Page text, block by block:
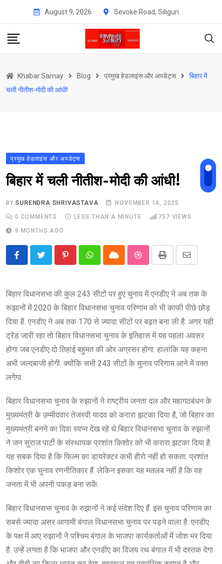
content
August 9, 2026 Sevoke Road, Siliguri
Khabar Samay Blog प्रमुख हेडलाइंस और अपडेट्स
बिहार में
चली नीतीश-मोदी की आंधी!
प्रमुख हेडलाइंस और अपडेट्स
बिहार में चली नीतीश-मोदी की आंधी!
BYSURENDRA SHRIVASTAVA
NOVEMBER 14, 2025
0 COMMENTS LESS THAN A MINUTE 757 VIEWS
9 MONTHS AGO
PinterestWhatsappCloud StumbleUpon
Print
Share
Email
बिहार विधानसभा की कुल 243 सीटों पर हुए चुनाव में एनडीए ने अब तक के
रूझानों में 2020 के बिहार विधानसभा चुनाव परिणाम को भी काफी पीछे छोड़
दिया है. एनडीए ने अब तक 170 से ज्यादा सीटों पर बढ़त बना ली है. अगर यही
ट्रेंड जारी रहा तो बिहार विधानसभा चुनाव के इतिहास में यह पहला अवसर
होगा जब एनडीए दो तिहाई बहुमत की ओर अग्रसर होगा. हालांकि यह कहना
अभी जल्दबाजी होगी. क्योंकि सभी 243 सीटों के चुनाव परिणाम आने में वक्त
लगेगा.
बिहार विधानसभा चुनाव के रुझानों ने राष्ट्रीय जनता दल और महागठबंधन के
मुख्यमंत्री के उम्मीदवार तेजस्वी यादव को करारा झटका दिया है, जो बिहार का
मुख्यमंत्री बनने का दिवा स्वप्न देख रहे थे.बिहार विधानसभा चुनाव के रुझानों
ने जन सुराज पार्टी के संस्थापक प्रशांत किशोर को भी करारा झटका दिया है.
यह सबक दिया है कि फिल्म का डायरेक्टर कभी हीरो नहीं हो सकता. प्रशांत
किशोर एक चुनाव रणनीतिकार हैं. लेकिन इसका यह मतलब नहीं है कि वह
जनता में भी अपनी पकड़ बना सकें.
बिहार विधानसभा चुनाव के रुझानों ने कई संदेश दिए हैं. इस चुनाव परिणाम का
सबसे ज्यादा असर आगामी बंगाल विधानसभा चुनाव पर पड़ने वाला है. एनडीए
के पक्ष में आए रुझानों ने पश्चिम बंगाल के भाजपा कार्यकर्ताओं में जोश भर दिया
है. उन्हें लगता है कि भाजपा और एनडीए का विजय रथ बंगाल में भी दस्तक देगा